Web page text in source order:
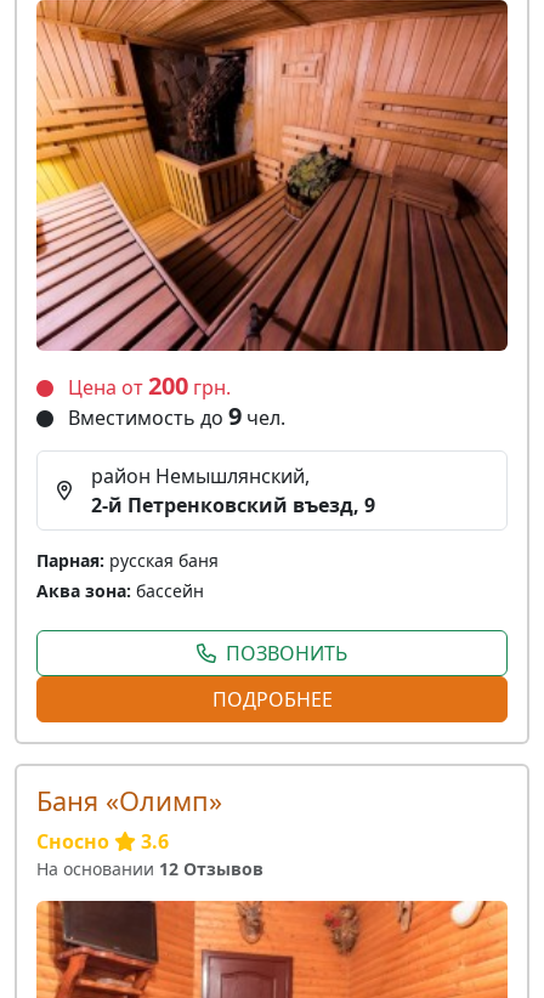
Цена от200 грн.
Вместимость до 9 чел.
район Немышлянский,
2-й Петренковский въезд, 9
Парная: русская баня
Аква зона: бассейн
ПОЗВОНИТЬ
ПОДРОБНЕЕ
Баня «Олимп»
Сносно 3.6
На основании 12 Отзывов